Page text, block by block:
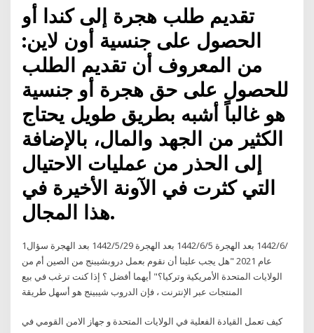
تقديم طلب هجرة إلى كندا أو
الحصول على جنسية أون لاين:
من المعروف أن تقديم الطلب
للحصول على حق هجرة أو جنسية
هو غالباً أشبه بطريق طويل يحتاج
الكثير من الجهد والمال، بالإضافة
إلى الحذر من عمليات الاحتيال
التي كثرت في الآونة الأخيرة في
هذا المجال.
1‏‏/6‏‏/1442 بعد الهجرة 5‏‏/6‏‏/1442 بعد الهجرة 29‏‏/5‏‏/1442 بعد الهجرة سؤال
عام 2021 "هل يجب علينا أن نقوم بعمل دروبشيبنج من الصين أم من
الولايات المتحدة الأمريكية وتركيا؟" أيهما أفضل ؟ إذا كنت ترغب في بيع
المنتجات عبر الإنترنت ، فإن الدروب شيبينج هو أسهل طريقة
كيف تعمل القيادة الفعلية في الولايات المتحدة و جهاز الامن القومي في